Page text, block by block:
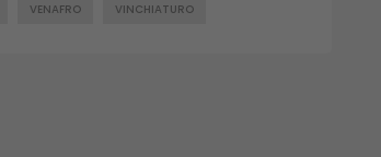
VENAFRO VINCHIATURO